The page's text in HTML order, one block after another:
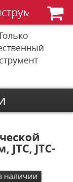
JTC-
наличии